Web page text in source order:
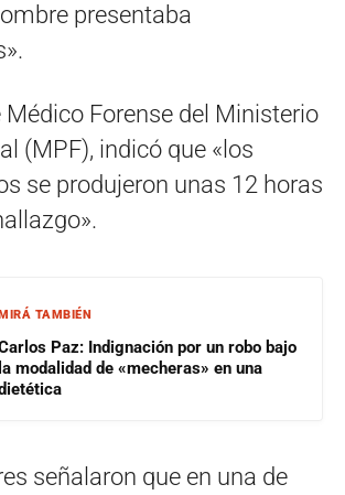
presentaba
Médico Forense del Ministerio
(MPF), indicó que «los
se produjeron unas 12 horas
MIRÁ TAMBIÉN
Paz: Indignación por un robo bajo
la modalidad de «mecheras» en una
señalaron que en una de